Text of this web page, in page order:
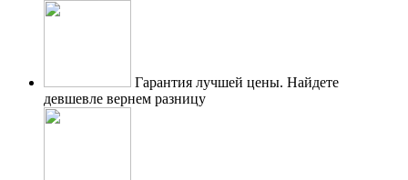
Гарантия лучшей цены. Найдете
девшевле вернем разницу